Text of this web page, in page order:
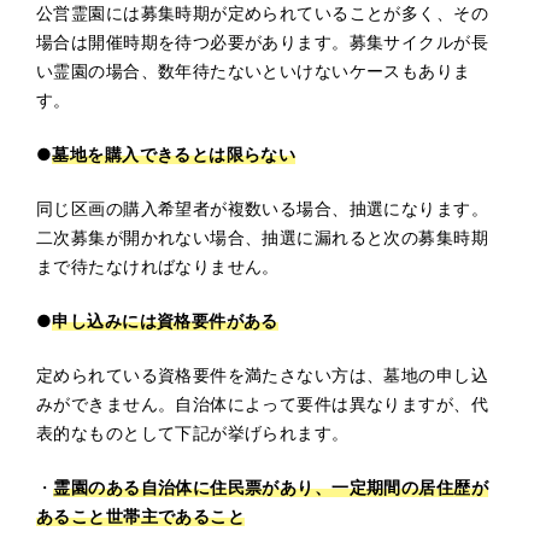
公営霊園には募集時期が定められていることが多く、その
場合は開催時期を待つ必要があります。募集サイクルが長
い霊園の場合、数年待たないといけないケースもありま
す。
●墓地を購入できるとは限らない
同じ区画の購入希望者が複数いる場合、抽選になります。
二次募集が開かれない場合、抽選に漏れると次の募集時期
まで待たなければなりません。
●申し込みには資格要件がある
定められている資格要件を満たさない方は、墓地の申し込
みができません。自治体によって要件は異なりますが、代
表的なものとして下記が挙げられます。
・霊園のある自治体に住民票があり、一定期間の居住歴が
あること世帯主であること